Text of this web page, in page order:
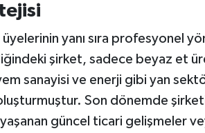
yanı sıra profesyonel
şirket, sadece beyaz et
sanayisi ve enerji gibi yan
Son dönemde
güncel ticari gelişmeler